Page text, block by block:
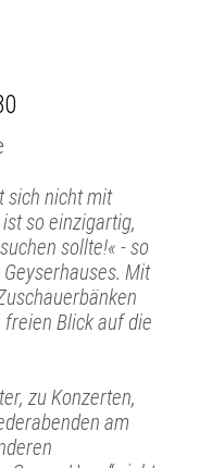
sich nicht mit
so einzigartig,
sollte!« - so
Mit
Blick auf die
zu Konzerten,
am